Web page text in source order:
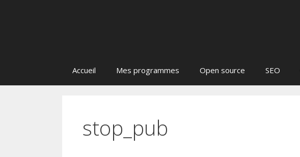
Accueil Mes programmes Open source SEO
stop_pub